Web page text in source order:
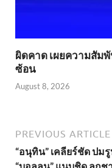
ผิดคาด เผยความสัม
ซ้อน
August 8, 2026
PREVIOUS ARTICLE
“อนุทิน” เคลียร์ชัด ปม